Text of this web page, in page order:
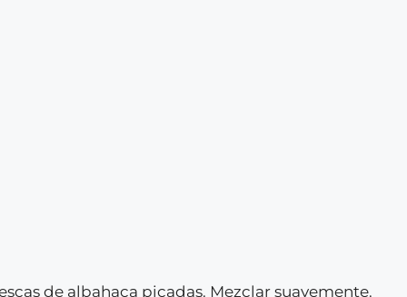
de albahaca picadas. Mezclar suavemente.